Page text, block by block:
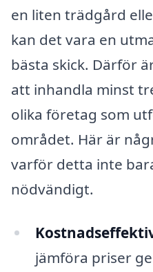
en liten trädgård
kan det vara en
bästa skick. Därför
att inhandla minst
olika företag som
området. Här är
varför detta inte
nödvändigt.
jämföra priser